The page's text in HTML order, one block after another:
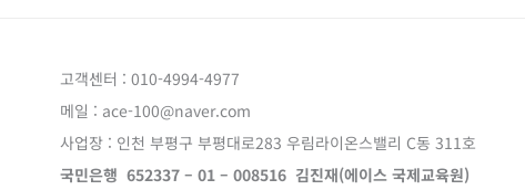
고객센터 : 010-4994-4977
메일 : ace-100@naver.com
사업장 : 인천 부평구 부평대로283 우림라이온스밸리 C동 311호
국민은행 652337 – 01 – 008516 김진재(에이스 국제교육원)